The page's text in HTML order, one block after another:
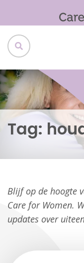
Tag:
Blijf op de hoogte
Care for Women.
updates over